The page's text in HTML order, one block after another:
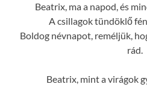
Beatrix, ma a napod, és
A csillagok tündöklő
Boldog névnapot, reméljük,
rád.
Beatrix, mint a virágok